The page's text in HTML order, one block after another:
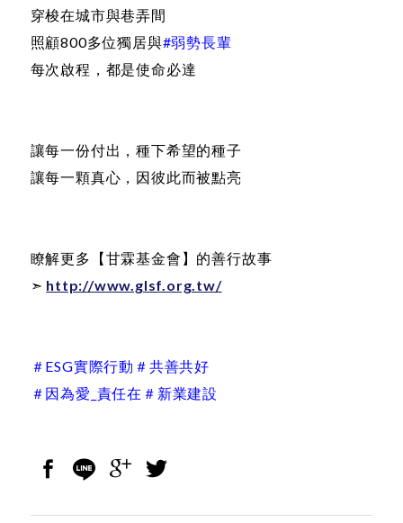
穿梭在城市與巷弄間
照顧800多位獨居與#弱勢長輩
每次啟程，都是使命必達
讓每一份付出，種下希望的種子
讓每一顆真心，因彼此而被點亮
瞭解更多【甘霖基金會】的善行故事
➣ http://www.glsf.org.tw/
＃ESG實際行動＃共善共好
＃因為愛_責任在＃新業建設